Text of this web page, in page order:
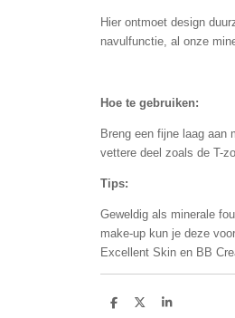
Hier ontmoet design
navulfunctie, al onze
Hoe te gebruiken:
Breng een fijne laag aan
vettere deel zoals de T-
Tips:
Geweldig als minerale
make-up kun je deze
Excellent Skin en BB
D
D
S